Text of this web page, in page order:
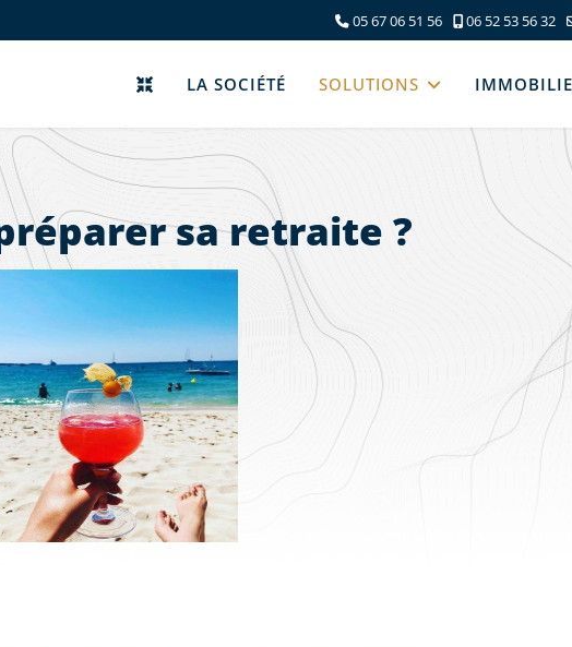
05 67 06 51 56 06 52 53 56 32
LA SOCIÉTÉ SOLUTIONS
sa retraite ?